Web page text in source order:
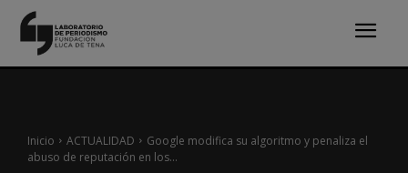
Inicio ACTUALIDAD
Google modifica su algoritmo y penaliza el
abuso de reputación en los...